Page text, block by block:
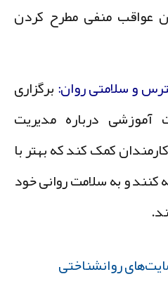
عواقب منفی مطرح کردن
و سلامتی روان:برگزاری
درباره مدیریت
کمک کند که بهتر با
و به سلامت روانی خود